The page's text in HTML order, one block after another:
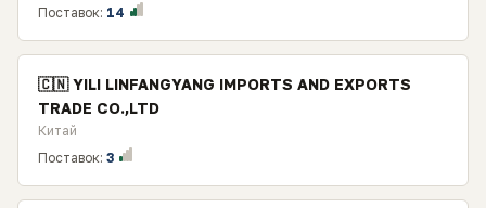
Поставок: 14
🇨🇳 YILI LINFANGYANG IMPORTS AND EXPORTS
TRADE CO.,LTD
Китай
Поставок: 3